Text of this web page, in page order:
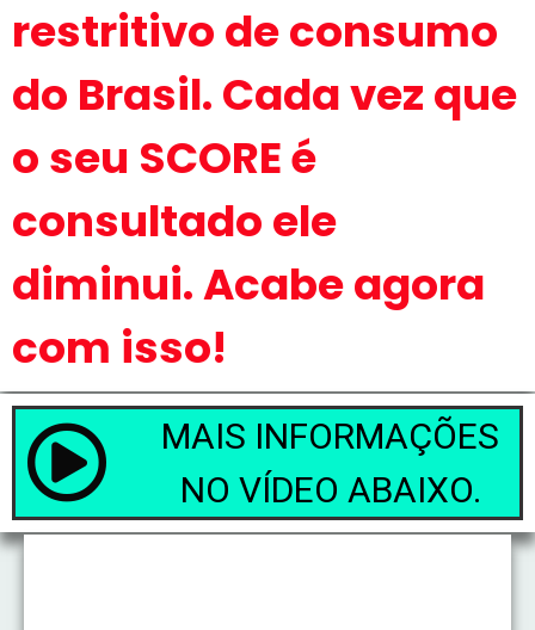
restritivo de consumo
do Brasil. Cada vez que
o seu SCORE é
consultado ele
diminui. Acabe agora
com isso!
MAIS INFORMAÇÕES
NO VÍDEO ABAIXO.